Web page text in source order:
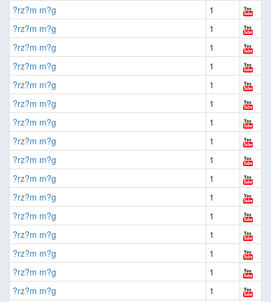
?rz?m m?g
1
?rz?m m?g
1
?rz?m m?g
1
?rz?m m?g
1
?rz?m m?g
1
?rz?m m?g
1
?rz?m m?g
1
?rz?m m?g
1
?rz?m m?g
1
?rz?m m?g
1
?rz?m m?g
1
?rz?m m?g
1
?rz?m m?g
1
?rz?m m?g
1
?rz?m m?g
1
?rz?m m?g
1